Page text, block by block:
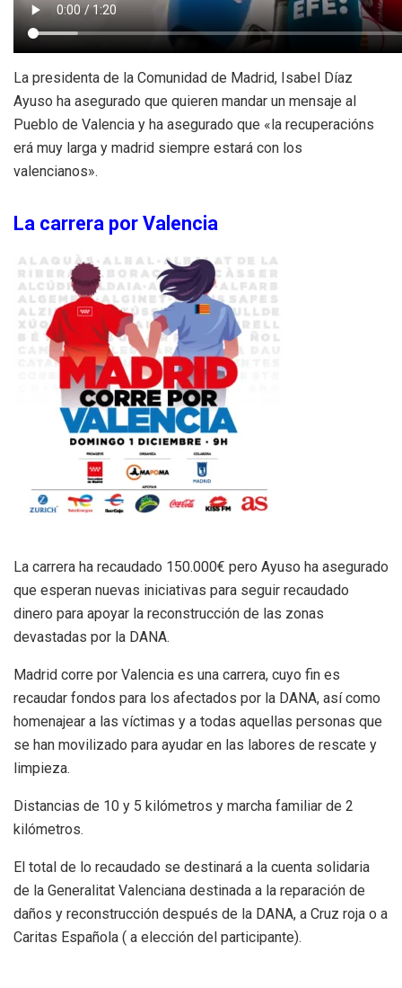
La presidenta de la Comunidad de Madrid, Isabel Díaz
Ayuso ha asegurado que quieren mandar un mensaje al
Pueblo de Valencia y ha asegurado que «la recuperacións
erá muy larga y madrid siempre estará con los
valencianos».
La carrera por Valencia
La carrera ha recaudado 150.000€ pero Ayuso ha asegurado
que esperan nuevas iniciativas para seguir recaudado
dinero para apoyar la reconstrucción de las zonas
devastadas por la DANA.
Madrid corre por Valencia es una carrera, cuyo fin es
recaudar fondos para los afectados por la DANA, así como
homenajear a las víctimas y a todas aquellas personas que
se han movilizado para ayudar en las labores de rescate y
limpieza.
Distancias de 10 y 5 kilómetros y marcha familiar de 2
kilómetros.
El total de lo recaudado se destinará a la cuenta solidaria
de la Generalitat Valenciana destinada a la reparación de
daños y reconstrucción después de la DANA, a Cruz roja o a
Caritas Española ( a elección del participante).